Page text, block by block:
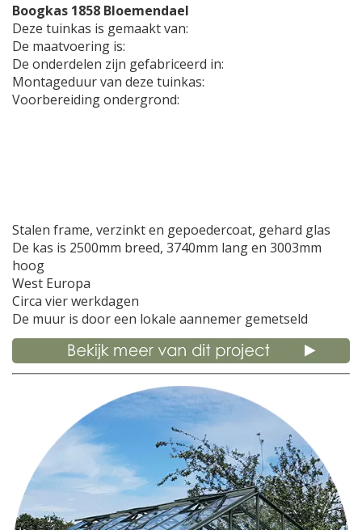
Boogkas 1858 Bloemendael
Deze tuinkas is gemaakt van:
De maatvoering is:
De onderdelen zijn gefabriceerd in:
Montageduur van deze tuinkas:
Voorbereiding ondergrond:
Stalen frame, verzinkt en gepoedercoat, gehard glas
De kas is 2500mm breed, 3740mm lang en 3003mm
hoog
West Europa
Circa vier werkdagen
De muur is door een lokale aannemer gemetseld